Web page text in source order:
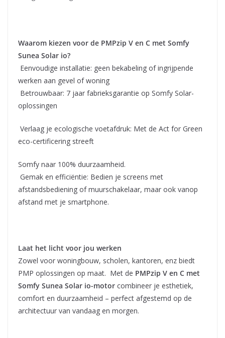
Waarom kiezen voor de PMPzip V en C met Somfy
Sunea Solar io?
Eenvoudige installatie: geen bekabeling of ingrijpende
werken aan gevel of woning
Betrouwbaar: 7 jaar fabrieksgarantie op Somfy Solar-
oplossingen
Verlaag je ecologische voetafdruk: Met de Act for Green
eco-certificering streeft
Somfy naar 100% duurzaamheid.
Gemak en efficiëntie: Bedien je screens met
afstandsbediening of muurschakelaar, maar ook vanop
afstand met je smartphone.
Laat het licht voor jou werken
Zowel voor woningbouw, scholen, kantoren, enz biedt
PMP oplossingen op maat. Met de PMPzip V en C met
Somfy Sunea Solar io-motor combineer je esthetiek,
comfort en duurzaamheid – perfect afgestemd op de
architectuur van vandaag en morgen.